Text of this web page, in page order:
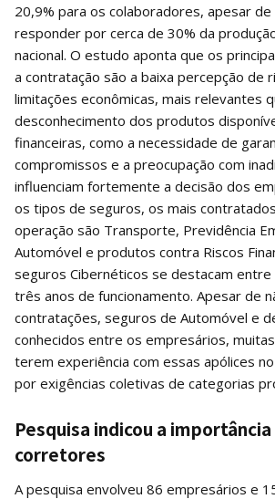
20,9% para os colaboradores, apesar
responder por cerca de 30% da
nacional. O estudo aponta que os
a contratação são a baixa percepção de
limitações econômicas, mais relevantes
desconhecimento dos produtos
financeiras, como a necessidade de
compromissos e a preocupação com
influenciam fortemente a decisão dos
os tipos de seguros, os mais
operação são Transporte, Previdência
Automóvel e produtos contra Riscos
seguros Cibernéticos se destacam
três anos de funcionamento. Apesar de
contratações, seguros de Automóvel e
conhecidos entre os empresários,
terem experiência com essas apólices
por exigências coletivas de categorias
Pesquisa indicou a
corretores
A pesquisa envolveu 86 empresários e